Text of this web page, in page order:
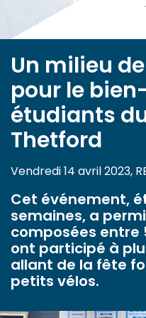
Un milieu
pour le
étudiants
Thetford
Vendredi 14 avril 2023,
Cet événement,
semaines, a
composées entre
ont participé à
allant de la fête
petits vélos.